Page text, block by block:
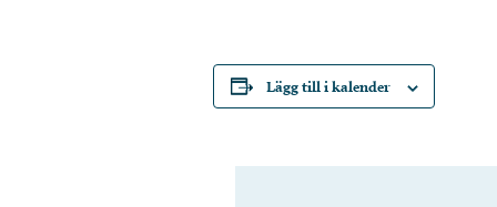
Lägg till i kalender